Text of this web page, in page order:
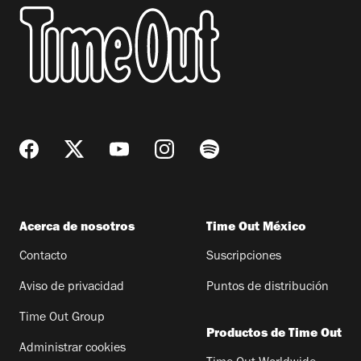
Acerca de nosotros
Contacto
Aviso de privacidad
Time Out Group
Administrar cookies
Time Out México
Suscripciones
Puntos de distribución
Productos de Time Out